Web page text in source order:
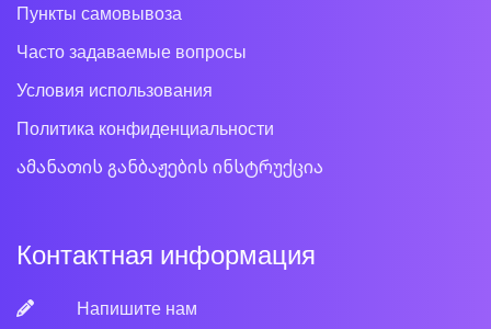
Пункты самовывоза
Часто задаваемые вопросы
Условия использования
Политика конфиденциальности
ამანათის განბაჟების ინსტრუქცია
Контактная информация
Напишите нам